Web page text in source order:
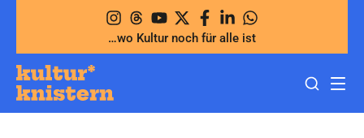
springen
…wo Kultur noch für alle ist